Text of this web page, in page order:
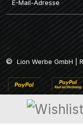
© Lion Werbe GmbH |